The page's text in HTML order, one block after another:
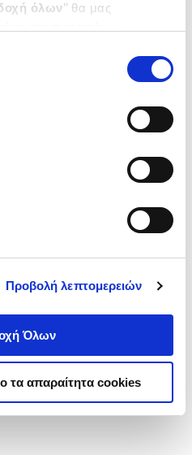
όλων’’ θα μας
από τα παρακάτω με την
να ενημερωθείτε σχετικά με
Προβολή λεπτομερειών
Όλων
τα απαραίτητα cookies